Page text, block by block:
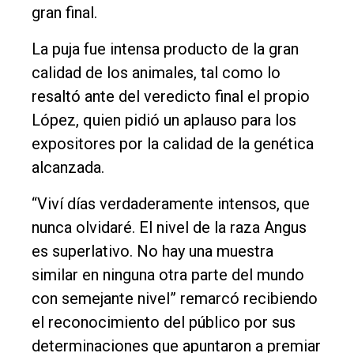
gran final.
La puja fue intensa producto de la gran
calidad de los animales, tal como lo
resaltó ante del veredicto final el propio
López, quien pidió un aplauso para los
expositores por la calidad de la genética
alcanzada.
“Viví días verdaderamente intensos, que
nunca olvidaré. El nivel de la raza Angus
es superlativo. No hay una muestra
similar en ninguna otra parte del mundo
con semejante nivel” remarcó recibiendo
el reconocimiento del público por sus
determinaciones que apuntaron a premiar